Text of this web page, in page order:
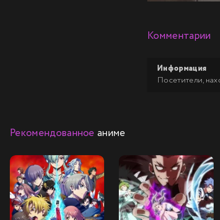
Комментарии
Информация
Посетители,
Рекомендованное аниме